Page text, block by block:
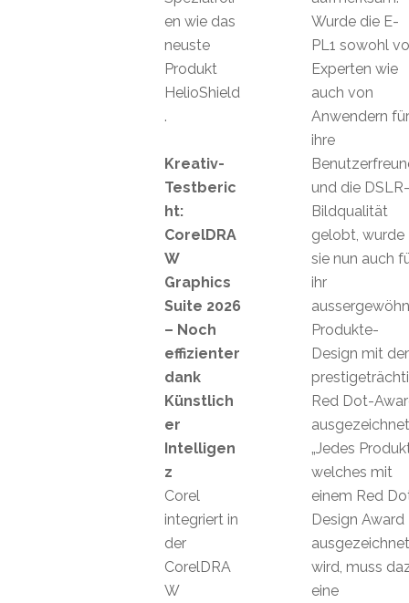
Wurde die E-
PL1 sowohl
Experten wie
auch von
Anwendern für
ihre
und die DSLR-
Bildqualität
gelobt, wurde
sie nun auch
ihr
Produkte-
Design mit
Red Dot-
„Jedes
welches mit
einem Red
Design Award
ausgezeichnet
wird, muss
eine
en wie das
neuste
Produkt
HelioShield
.
Kreativ-
Testberic
ht:
CorelDRA
W
Graphics
Suite 2026
– Noch
effizienter
dank
Künstlich
er
Intelligen
z
Corel
integriert in
der
CorelDRA
W